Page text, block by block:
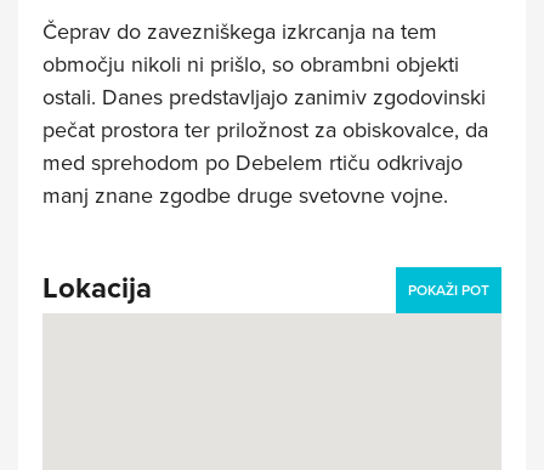
Čeprav do zavezniškega izkrcanja na tem
območju nikoli ni prišlo, so obrambni objekti
ostali. Danes predstavljajo zanimiv zgodovinski
pečat prostora ter priložnost za obiskovalce, da
med sprehodom po Debelem rtiču odkrivajo
manj znane zgodbe druge svetovne vojne.
Lokacija POKAŽI POT